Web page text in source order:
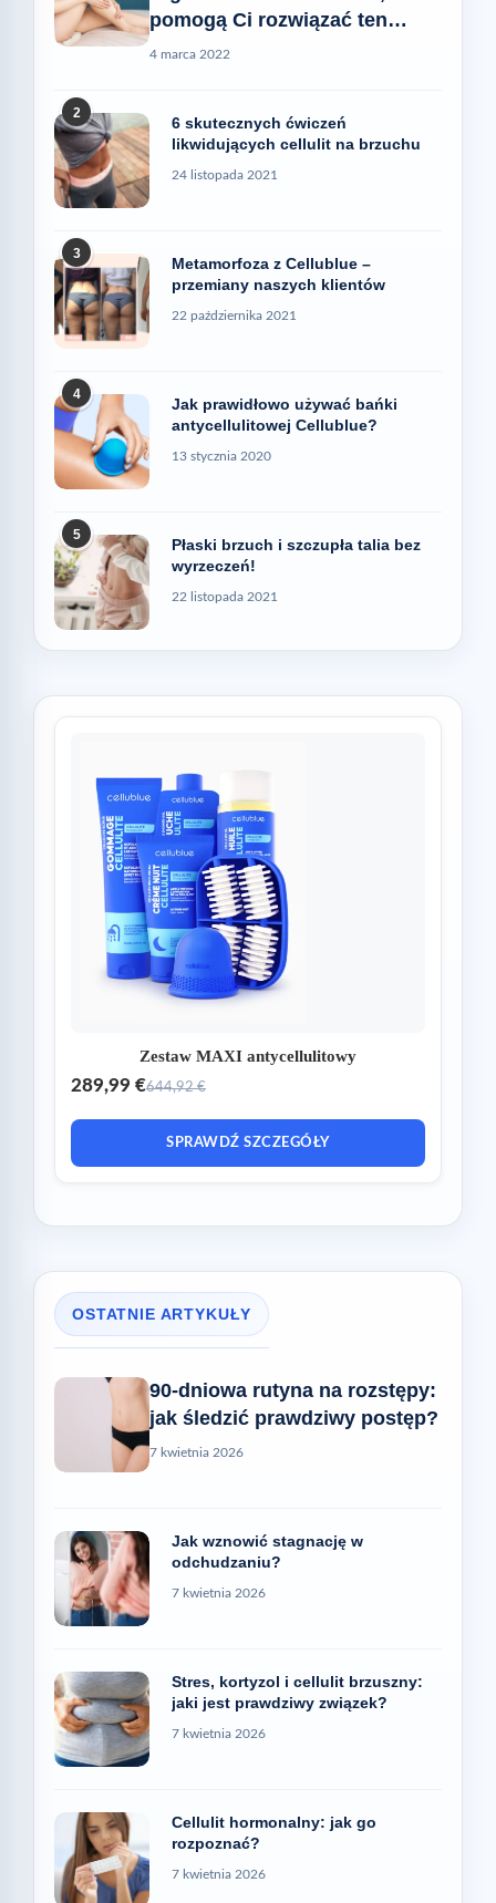
pomogą Ci rozwiązać ten
problem
4 marca 2022
2
6 skutecznych ćwiczeń
likwidujących cellulit na brzuchu
24 listopada 2021
3
Metamorfoza z Cellublue –
przemiany naszych klientów
22 października 2021
4
Jak prawidłowo używać bańki
antycellulitowej Cellublue?
13 stycznia 2020
5
Płaski brzuch i szczupła talia bez
wyrzeczeń!
22 listopada 2021
Zestaw MAXI antycellulitowy
289,99 €644,92 €
SPRAWDŹ SZCZEGÓŁY
OSTATNIE ARTYKUŁY
90-dniowa rutyna na rozstępy:
jak śledzić prawdziwy postęp?
7 kwietnia 2026
Jak wznowić stagnację w
odchudzaniu?
7 kwietnia 2026
Stres, kortyzol i cellulit brzuszny:
jaki jest prawdziwy związek?
7 kwietnia 2026
Cellulit hormonalny: jak go
rozpoznać?
7 kwietnia 2026